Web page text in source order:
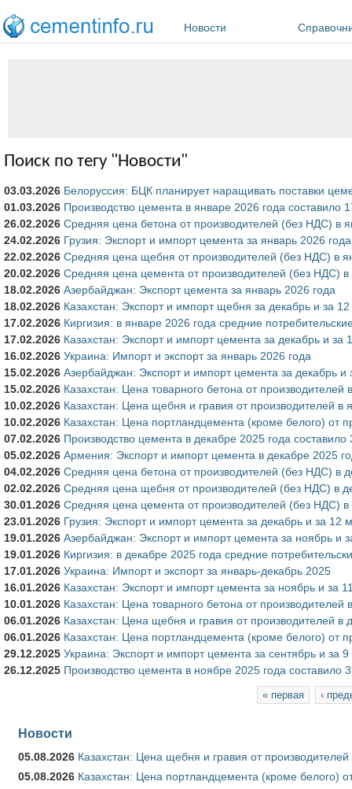
Новости
Поиск по тегу "Новости"
03.03.2026 Белоруссия: БЦК планирует наращивать поставки
01.03.2026 Производство цемента в январе 2026 года составило
26.02.2026 Средняя цена бетона от производителей (без НДС) в
24.02.2026 Грузия: Экспорт и импорт цемента за январь 2026 года
22.02.2026 Средняя цена щебня от производителей (без НДС) в
20.02.2026 Средняя цена цемента от производителей (без НДС) в
18.02.2026 Азербайджан: Экспорт цемента за январь 2026 года
18.02.2026 Казахстан: Экспорт и импорт щебня за декабрь и за
17.02.2026 Киргизия: в январе 2026 года средние
17.02.2026 Казахстан: Экспорт и импорт цемента за декабрь и
16.02.2026 Украина: Импорт и экспорт за январь 2026 года
15.02.2026 Азербайджан: Экспорт и импорт цемента за декабрь
15.02.2026 Казахстан: Цена товарного бетона от производителей
10.02.2026 Казахстан: Цена щебня и гравия от производителей в
10.02.2026 Казахстан: Цена портландцемента (кроме белого) от
07.02.2026 Производство цемента в декабре 2025 года составило
05.02.2026 Армения: Экспорт и импорт цемента в декабре 2025
04.02.2026 Средняя цена бетона от производителей (без НДС) в
02.02.2026 Средняя цена щебня от производителей (без НДС) в
30.01.2026 Средняя цена цемента от производителей (без НДС) в
23.01.2026 Грузия: Экспорт и импорт цемента за декабрь и за 12
19.01.2026 Азербайджан: Экспорт и импорт цемента за ноябрь и
19.01.2026 Киргизия: в декабре 2025 года средние
17.01.2026 Украина: Импорт и экспорт за январь-декабрь 2025
16.01.2026 Казахстан: Экспорт и импорт цемента за ноябрь и за
10.01.2026 Казахстан: Цена товарного бетона от производителей
06.01.2026 Казахстан: Цена щебня и гравия от производителей в
06.01.2026 Казахстан: Цена портландцемента (кроме белого) от
29.12.2025 Украина: Экспорт и импорт цемента за сентябрь и за
26.12.2025 Производство цемента в ноябре 2025 года составило
« первая ‹
Новости
05.08.2026 Казахстан: Цена щебня и гравия от
05.08.2026 Казахстан: Цена портландцемента (кроме белого)